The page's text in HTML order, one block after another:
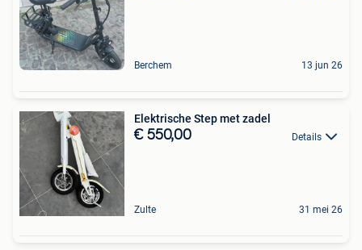
Berchem 13 jun 26
Elektrische Step met zadel
€ 550,00 Details
Zulte 31 mei 26